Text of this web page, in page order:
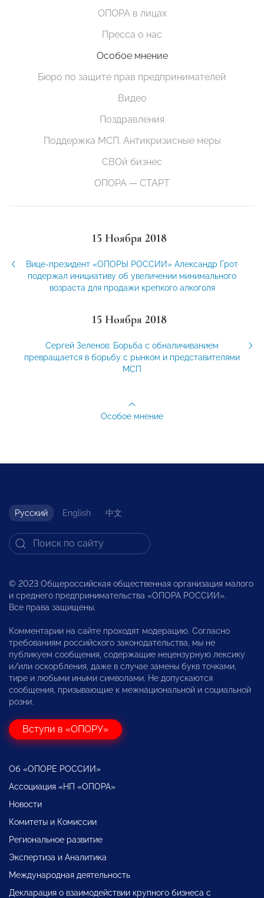
ОПОРА в лицах
Пресса о нас
Особое мнение
Бюро по защите прав предпринимателей
Видео
Поздравления
Поддержка МСП. Антикризисные меры
СВОй бизнес
ОПОРА — СТАРТ
15 Ноября 2018
Вице-президент «ОПОРЫ РОССИИ» Александр Грот
подержал инициативу об увеличении минимального
возраста для продажи крепкого алкоголя
15 Ноября 2018
Сергей Зеленов: Борьба с обналичиванием
превращается в борьбу с рынком и представителями
МСП
Особое мнение
Русский English 中文
© 2023 Общероссийская общественная организация малого
и среднего предпринимательства «ОПОРА РОССИИ».
Все права защищены.
Комментарии на сайте проходят модерацию. Согласно
требованиям российского законодательства, мы не
публикуем сообщения, содержащие нецензурную лексику
и/или оскорбления, даже в случае замены букв точками,
тире и любыми иными символами. Не допускаются
сообщения, призывающие к межнациональной и социальной
розни.
Вступи в «ОПОРУ»
Об «ОПОРЕ РОССИИ»
Ассоциация «НП «ОПОРА»
Новости
Комитеты и Комиссии
Региональное развитие
Экспертиза и Аналитика
Международная деятельность
Декларация о взаимодействии крупного бизнеса с